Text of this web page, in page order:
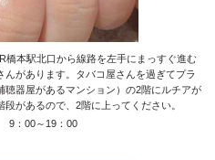
橋本駅北口から線路を左手にまっすぐ進む
んがあります。タバコ屋さんを過ぎてプラ
聴器屋があるマンション）の2階にルチアが
があるので、2階に上ってください。
：00～19：00